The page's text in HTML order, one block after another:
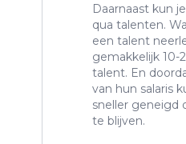
Daarnaast kun
qua talenten.
een talent
gemakkelijk 10-
talent. En
van hun salaris
sneller geneigd
te blijven.